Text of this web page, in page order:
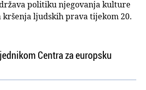
politiku njegovanja kulture
kršenja ljudskih prava tijekom 20.
Centra za europsku